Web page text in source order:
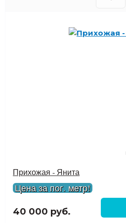
Прихожая - Янита
Цена за пог. метр!
40 000 руб.